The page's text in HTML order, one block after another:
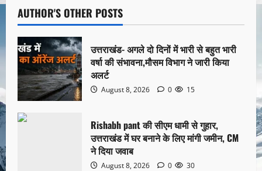
AUTHOR'S OTHER POSTS
उत्तराखंड- अगले दो दिनों में भारी से बहुत भारी
वर्षा की संभावना,मौसम विभाग ने जारी किया
अलर्ट
August 8, 2026 0 15
Rishabh pant की सीएम धामी से गुहार,
उत्तराखंड में घर बनाने के लिए मांगी जमीन, CM
ने दिया जवाब
August 8, 2026 0 30